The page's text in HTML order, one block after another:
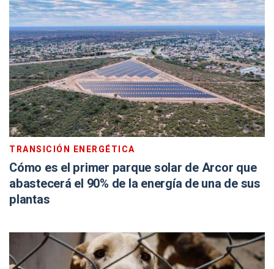
TRANSICIÓN ENERGÉTICA
Cómo es el primer parque solar de Arcor que
abastecerá el 90% de la energía de una de sus
plantas